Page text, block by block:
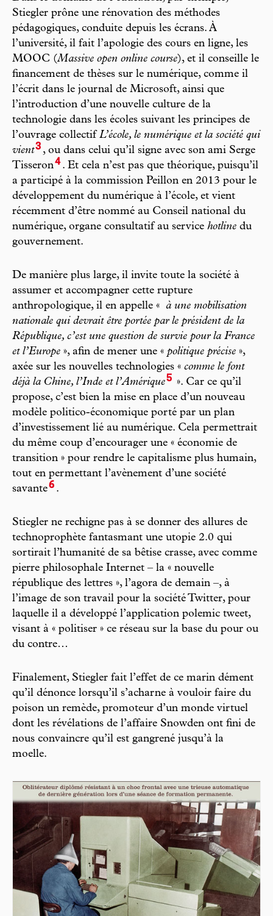
Stiegler prône une rénovation des méthodes
pédagogiques, conduite depuis les écrans. À
l’université, il fait l’apologie des cours en ligne, les
MOOC (Massive open online course), et il conseille le
financement de thèses sur le numérique, comme il
l’écrit dans le journal de Microsoft, ainsi que
l’introduction d’une nouvelle culture de la
technologie dans les écoles suivant les principes de
l’ouvrage collectif L’école, le numérique et la société qui
vient3 , ou dans celui qu’il signe avec son ami Serge
Tisseron4. Et cela n’est pas que théorique, puisqu’il
a participé à la commission Peillon en 2013 pour le
développement du numérique à l’école, et vient
récemment d’être nommé au Conseil national du
numérique, organe consultatif au service hotline du
gouvernement.
De manière plus large, il invite toute la société à
assumer et accompagner cette rupture
anthropologique, il en appelle « à une mobilisation
nationale qui devrait être portée par le président de la
République, c’est une question de survie pour la France
et l’Europe », afin de mener une « politique précise »,
axée sur les nouvelles technologies « comme le font
déjà la Chine, l’Inde et l’Amérique5 ». Car ce qu’il
propose, c’est bien la mise en place d’un nouveau
modèle politico-économique porté par un plan
d’investissement lié au numérique. Cela permettrait
du même coup d’encourager une « économie de
transition » pour rendre le capitalisme plus humain,
tout en permettant l’avènement d’une société
savante6 .
Stiegler ne rechigne pas à se donner des allures de
technoprophète fantasmant une utopie 2.0 qui
sortirait l’humanité de sa bêtise crasse, avec comme
pierre philosophale Internet – la « nouvelle
république des lettres », l’agora de demain –, à
l’image de son travail pour la société Twitter, pour
laquelle il a développé l’application polemic tweet,
visant à « politiser » ce réseau sur la base du pour ou
du contre…
Finalement, Stiegler fait l’effet de ce marin dément
qu’il dénonce lorsqu’il s’acharne à vouloir faire du
poison un remède, promoteur d’un monde virtuel
dont les révélations de l’affaire Snowden ont fini de
nous convaincre qu’il est gangrené jusqu’à la
moelle.